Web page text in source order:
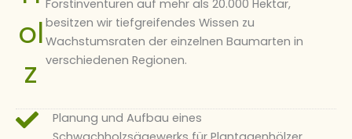
ol
z
Forstinventuren auf mehr als 20.000 Hektar,
besitzen wir tiefgreifendes Wissen zu
Wachstumsraten der einzelnen Baumarten in
verschiedenen Regionen.
Planung und Aufbau eines